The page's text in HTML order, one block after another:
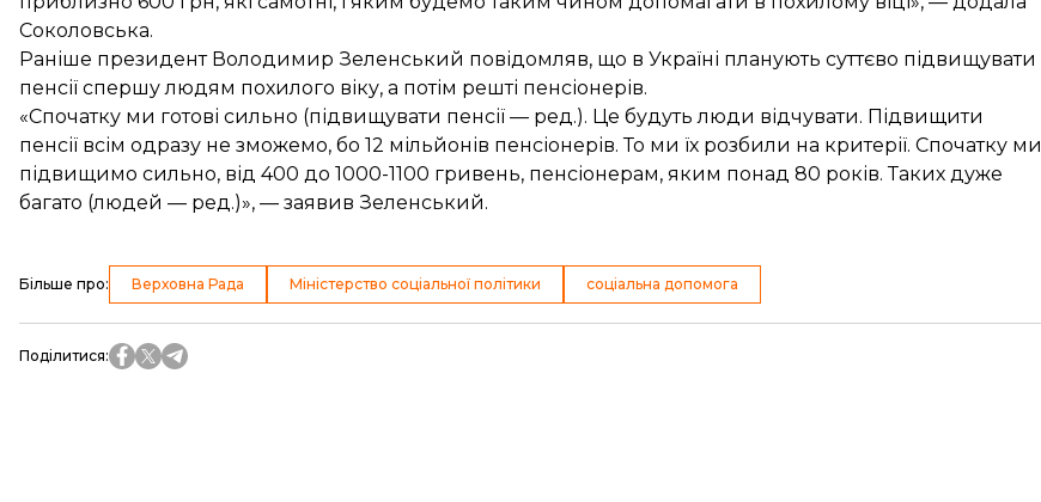
Соколовська.
Раніше президент Володимир Зеленський повідомляв, що в Україні планують суттєво підвищувати
пенсії спершу людям похилого віку, а потім решті пенсіонерів.
«Спочатку ми готові сильно (підвищувати пенсії — ред.). Це будуть люди відчувати. Підвищити
пенсії всім одразу не зможемо, бо 12 мільйонів пенсіонерів. То ми їх розбили на критерії. Спочатку ми
підвищимо сильно, від 400 до 1000-1100 гривень, пенсіонерам, яким понад 80 років. Таких дуже
багато (людей — ред.)», — заявив Зеленський.
Більше про: Верховна Рада Міністерство соціальної політики соціальна допомога
Поділитися: